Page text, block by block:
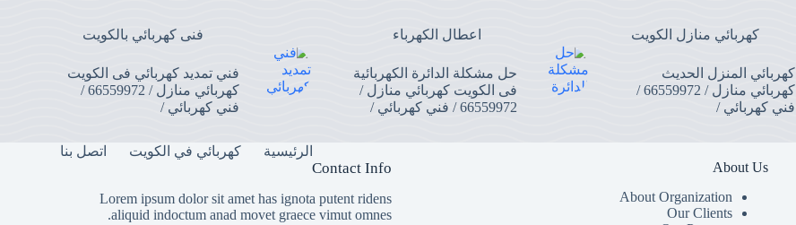
كهربائي منازل الكويت
كهربائي المنزل الحديث
كهربائي منازل / 66559972 /
فني كهربائي /
اعطال الكهرباء
حل مشكلة الدائرة الكهربائية
فى الكويت كهربائي منازل /
66559972 / فني كهربائي /
فنى كهربائي بالكويت
فني تمديد كهربائي فى الكويت
كهربائي منازل / 66559972 /
فني كهربائي /
الرئيسية كهربائي في الكويت اتصل بنا
About Us
About Organization
Our Clients
Contact Info
Lorem ipsum dolor sit amet has ignota putent ridens
aliquid indoctum anad movet graece vimut omnes.